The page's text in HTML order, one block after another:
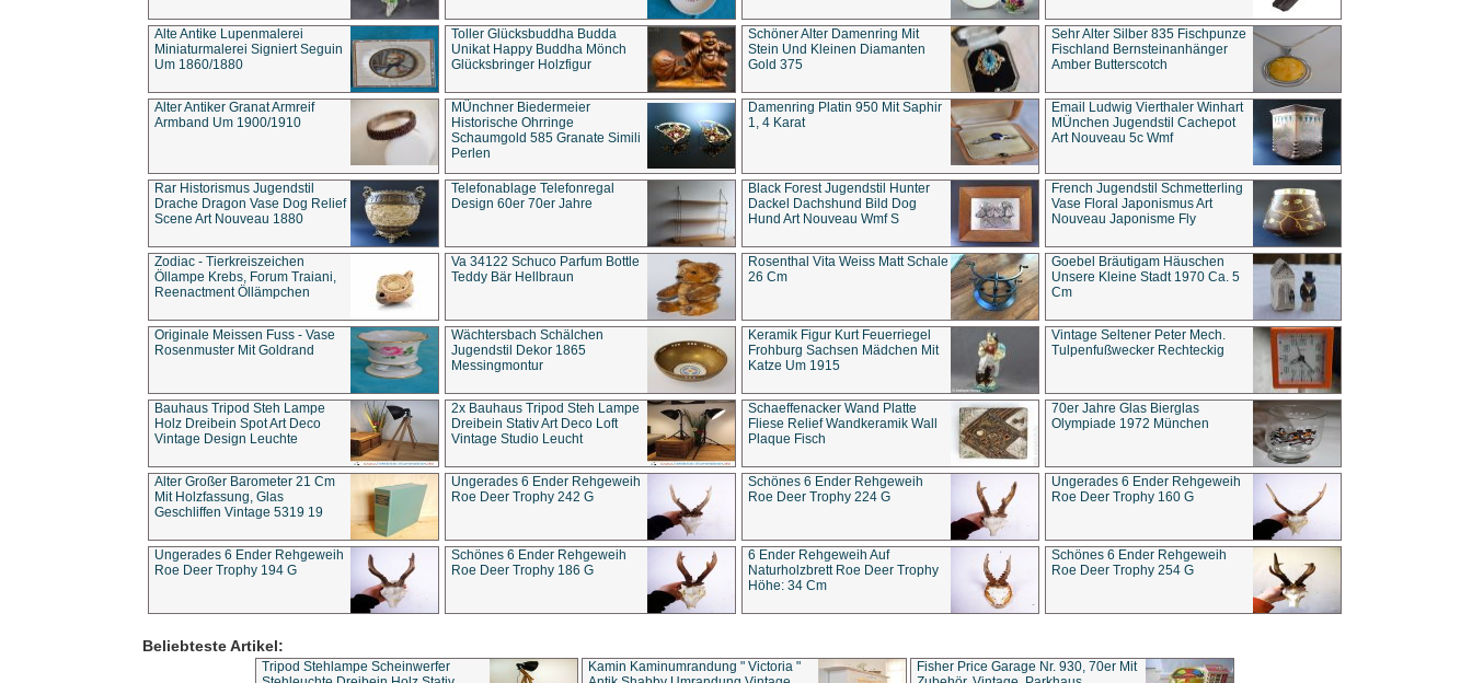
Alte Antike Lupenmalerei
Miniaturmalerei Signiert Seguin
Um 1860/1880
Toller Glücksbuddha Budda
Unikat Happy Buddha Mönch
Glücksbringer Holzfigur
Schöner Alter Damenring Mit
Stein Und Kleinen Diamanten
Gold 375
Sehr Alter Silber 835 Fischpunze
Fischland Bernsteinanhänger
Amber Butterscotch
Alter Antiker Granat Armreif
Armband Um 1900/1910
MÜnchner Biedermeier
Historische Ohrringe
Schaumgold 585 Granate Simili
Perlen
Damenring Platin 950 Mit Saphir
1, 4 Karat
Email Ludwig Vierthaler Winhart
MÜnchen Jugendstil Cachepot
Art Nouveau 5c Wmf
Rar Historismus Jugendstil
Drache Dragon Vase Dog Relief
Scene Art Nouveau 1880
Telefonablage Telefonregal
Design 60er 70er Jahre
Black Forest Jugendstil Hunter
Dackel Dachshund Bild Dog
Hund Art Nouveau Wmf S
French Jugendstil Schmetterling
Vase Floral Japonismus Art
Nouveau Japonisme Fly
Zodiac - Tierkreiszeichen
Öllampe Krebs, Forum Traiani,
Reenactment Öllämpchen
Va 34122 Schuco Parfum Bottle
Teddy Bär Hellbraun
Rosenthal Vita Weiss Matt Schale
26 Cm
Goebel Bräutigam Häuschen
Unsere Kleine Stadt 1970 Ca. 5
Cm
Originale Meissen Fuss - Vase
Rosenmuster Mit Goldrand
Wächtersbach Schälchen
Jugendstil Dekor 1865
Messingmontur
Keramik Figur Kurt Feuerriegel
Frohburg Sachsen Mädchen Mit
Katze Um 1915
Vintage Seltener Peter Mech.
Tulpenfußwecker Rechteckig
Bauhaus Tripod Steh Lampe
Holz Dreibein Spot Art Deco
Vintage Design Leuchte
2x Bauhaus Tripod Steh Lampe
Dreibein Stativ Art Deco Loft
Vintage Studio Leucht
Schaeffenacker Wand Platte
Fliese Relief Wandkeramik Wall
Plaque Fisch
70er Jahre Glas Bierglas
Olympiade 1972 München
Alter Großer Barometer 21 Cm
Mit Holzfassung, Glas
Geschliffen Vintage 5319 19
Ungerades 6 Ender Rehgeweih
Roe Deer Trophy 242 G
Schönes 6 Ender Rehgeweih
Roe Deer Trophy 224 G
Ungerades 6 Ender Rehgeweih
Roe Deer Trophy 160 G
Ungerades 6 Ender Rehgeweih
Roe Deer Trophy 194 G
Schönes 6 Ender Rehgeweih
Roe Deer Trophy 186 G
6 Ender Rehgeweih Auf
Naturholzbrett Roe Deer Trophy
Höhe: 34 Cm
Schönes 6 Ender Rehgeweih
Roe Deer Trophy 254 G
Beliebteste Artikel:
Tripod Stehlampe Scheinwerfer
Kamin Kaminumrandung " Victoria "
Fisher Price Garage Nr. 930, 70er Mit